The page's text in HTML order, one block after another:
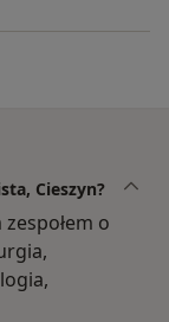
Cieszyn?
o